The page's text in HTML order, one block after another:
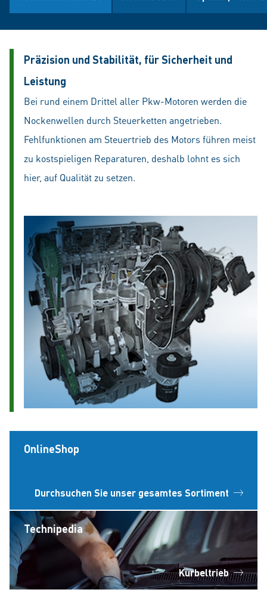
Präzision und Stabilität, für Sicherheit und
Leistung
Bei rund einem Drittel aller Pkw-Motoren werden die
Nockenwellen durch Steuerketten angetrieben.
Fehlfunktionen am Steuertrieb des Motors führen meist
zu kostspieligen Reparaturen, deshalb lohnt es sich
hier, auf Qualität zu setzen.
OnlineShop
Durchsuchen Sie unser gesamtes Sortiment
Technipedia
Kurbeltrieb